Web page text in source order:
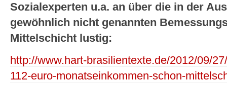
Sozialexperten u.a. an über die in der
gewöhnlich nicht genannten
Mittelschicht lustig:
http://www.hart-brasilientexte.de/2012/09/
112-euro-monatseinkommen-schon-